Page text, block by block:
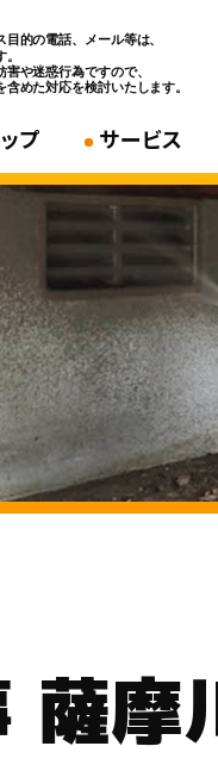
プ サービス
薩摩